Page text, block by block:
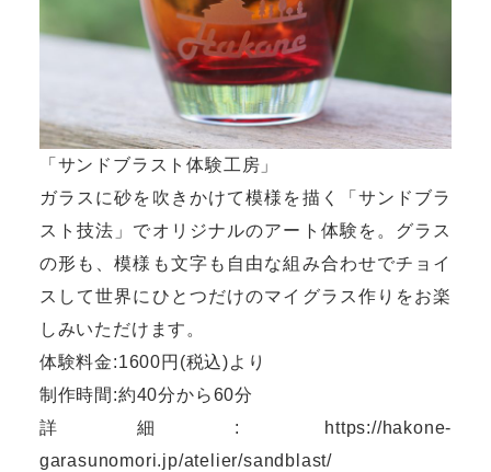
「サンドブラスト体験工房」
ガラスに砂を吹きかけて模様を描く「サンドブラ
スト技法」でオリジナルのアート体験を。グラス
の形も、模様も文字も自由な組み合わせでチョイ
スして世界にひとつだけのマイグラス作りをお楽
しみいただけます。
体験料金:1600円(税込)より
制作時間:約40分から60分
詳細:
https://hakone-
garasunomori.jp/atelier/sandblast/